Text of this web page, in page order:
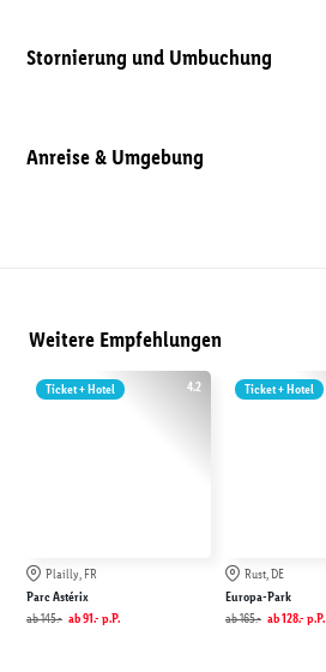
Stornierung und Umbuchung
Anreise & Umgebung
Weitere Empfehlungen
4.2
Ticket + Hotel
Plailly, FR
Parc Astérix
ab145.- ab91.- p.P.
Ticket + Hotel
Rust, DE
Europa-Park
ab165.- ab128.- p.P.